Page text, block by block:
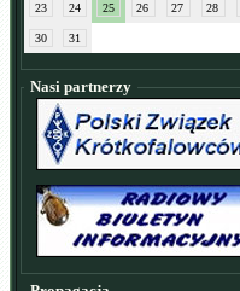
23 24 25 26 27 28
30 31
Nasi partnerzy